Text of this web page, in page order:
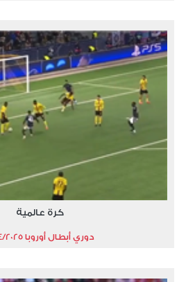
كرة عالمية
دوري أبطال أوروبا 2024/2025